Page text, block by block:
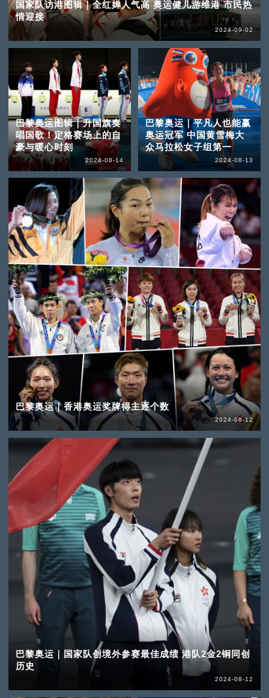
国家队访港图辑｜全红婵人气高 奥运健儿游维港 市民热
情迎接
2024-09-02
巴黎奥运图辑｜升国旗奏
唱国歌！定格赛场上的自
豪与暖心时刻
2024-08-14
巴黎奥运｜平凡人也能赢
奥运冠军 中国黄雪梅大
众马拉松女子组第一
2024-08-13
巴黎奥运｜香港奥运奖牌得主逐个数
2024-08-12
巴黎奥运｜国家队创境外参赛最佳成绩 港队2金2铜同创
历史
2024-08-12